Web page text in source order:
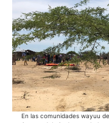
En las comunidades wayuu